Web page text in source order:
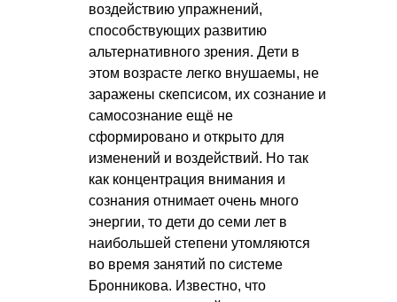
воздействию упражнений,
способствующих развитию
альтернативного зрения. Дети в
этом возрасте легко внушаемы, не
заражены скепсисом, их сознание и
самосознание ещё не
сформировано и открыто для
изменений и воздействий. Но так
как концентрация внимания и
сознания отнимает очень много
энергии, то дети до семи лет в
наибольшей степени утомляются
во время занятий по системе
Бронникова. Известно, что